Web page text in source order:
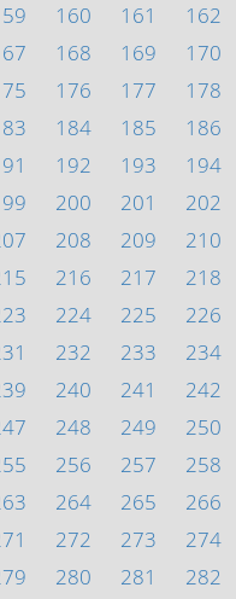
160 161 162
168 169 170
176 177 178
184 185 186
192 193 194
200 201 202
208 209 210
216 217 218
224 225 226
232 233 234
240 241 242
248 249 250
256 257 258
264 265 266
272 273 274
280 281 282